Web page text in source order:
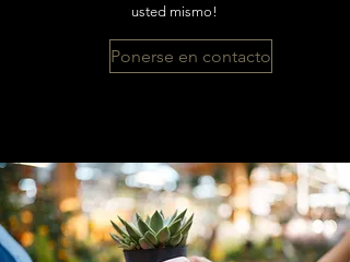
usted mismo!
Ponerse en contacto